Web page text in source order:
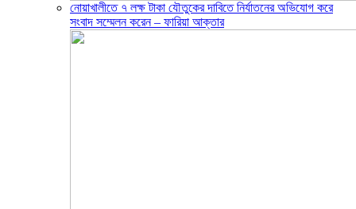
নোয়াখালীতে ৭ লক্ষ টাকা যৌতুকের দাবিতে নির্যাতনের অভিযোগ করে
সংবাদ সম্মেলন করেন – ফারিয়া আক্তার